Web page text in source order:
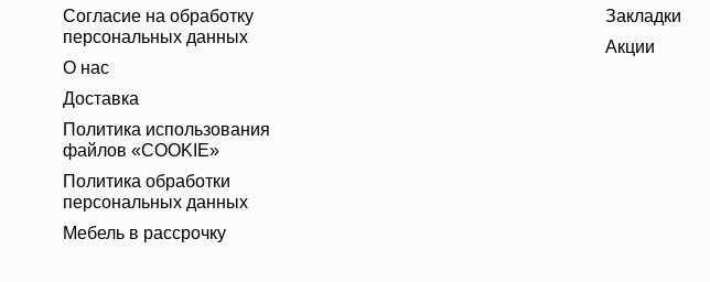
Согласие на обработку
персональных данных
О нас
Доставка
Политика использования
файлов «COOKIE»
Политика обработки
персональных данных
Мебель в рассрочку
Закладки
Акции